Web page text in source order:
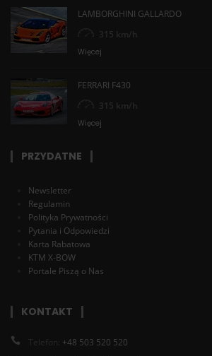
LAMBORGHINI GALLARDO
315 km/h
Więcej
FERRARI F430
315 km/h
Więcej
PRZYDATNE
Newsletter
Regulamin
Polityka Prywatności
Pytania i Odpowiedzi
Karta Rabatowa
KTM X-BOW
Portale Piszą o Nas
KONTAKT
Telefon: +48 503 520 520